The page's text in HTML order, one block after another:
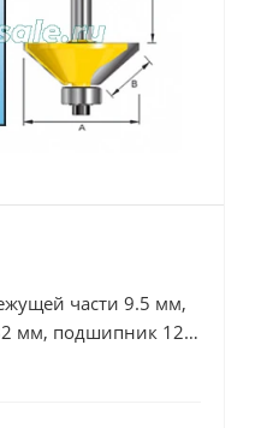
части 9.5 мм,
мм, подшипник 12.7